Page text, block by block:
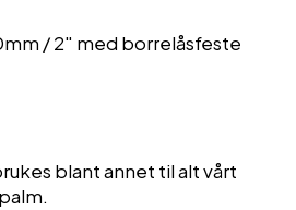
/ 2″ med borrelåsfeste
blant annet til alt vårt